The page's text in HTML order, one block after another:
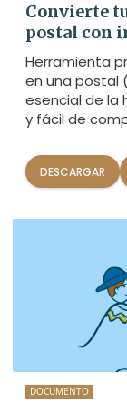
Convierte
postal con
Herramienta
en una postal
esencial de la
y fácil de
DESCARGAR
DOCUMENTO